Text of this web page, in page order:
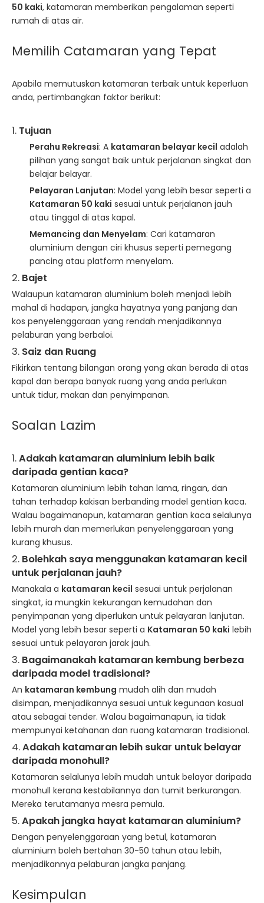
50 kaki, katamaran memberikan pengalaman seperti
rumah di atas air.
Memilih Catamaran yang Tepat
Apabila memutuskan katamaran terbaik untuk keperluan
anda, pertimbangkan faktor berikut:
1. Tujuan
Perahu Rekreasi: A katamaran belayar kecil adalah
pilihan yang sangat baik untuk perjalanan singkat dan
belajar belayar.
Pelayaran Lanjutan: Model yang lebih besar seperti a
Katamaran 50 kaki sesuai untuk perjalanan jauh
atau tinggal di atas kapal.
Memancing dan Menyelam: Cari katamaran
aluminium dengan ciri khusus seperti pemegang
pancing atau platform menyelam.
2. Bajet
Walaupun katamaran aluminium boleh menjadi lebih
mahal di hadapan, jangka hayatnya yang panjang dan
kos penyelenggaraan yang rendah menjadikannya
pelaburan yang berbaloi.
3. Saiz dan Ruang
Fikirkan tentang bilangan orang yang akan berada di atas
kapal dan berapa banyak ruang yang anda perlukan
untuk tidur, makan dan penyimpanan.
Soalan Lazim
1.Adakah katamaran aluminium lebih baik
daripada gentian kaca?
Katamaran aluminium lebih tahan lama, ringan, dan
tahan terhadap kakisan berbanding model gentian kaca.
Walau bagaimanapun, katamaran gentian kaca selalunya
lebih murah dan memerlukan penyelenggaraan yang
kurang khusus.
2. Bolehkah saya menggunakan katamaran kecil
untuk perjalanan jauh?
Manakala a katamaran kecil sesuai untuk perjalanan
singkat, ia mungkin kekurangan kemudahan dan
penyimpanan yang diperlukan untuk pelayaran lanjutan.
Model yang lebih besar seperti a Katamaran 50 kaki lebih
sesuai untuk pelayaran jarak jauh.
3. Bagaimanakah katamaran kembung berbeza
daripada model tradisional?
An katamaran kembung mudah alih dan mudah
disimpan, menjadikannya sesuai untuk kegunaan kasual
atau sebagai tender. Walau bagaimanapun, ia tidak
mempunyai ketahanan dan ruang katamaran tradisional.
4.Adakah katamaran lebih sukar untuk belayar
daripada monohull?
Katamaran selalunya lebih mudah untuk belayar daripada
monohull kerana kestabilannya dan tumit berkurangan.
Mereka terutamanya mesra pemula.
5.Apakah jangka hayat katamaran aluminium?
Dengan penyelenggaraan yang betul, katamaran
aluminium boleh bertahan 30-50 tahun atau lebih,
menjadikannya pelaburan jangka panjang.
Kesimpulan